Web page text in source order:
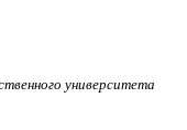
университета